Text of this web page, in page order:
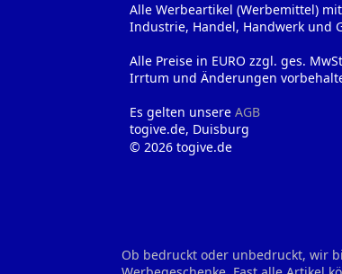
Alle Werbeartikel (Werbemittel)
Industrie, Handel, Handwerk und
Alle Preise in EURO zzgl. ges.
Irrtum und Änderungen
Es gelten unsere AGB
togive.de, Duisburg
© 2026 togive.de
Ob bedruckt oder unbedruckt, wir